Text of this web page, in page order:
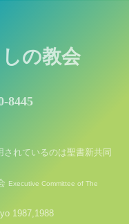
の教会
8445
されているのは聖書新共同
Executive Committee of The
1987,1988